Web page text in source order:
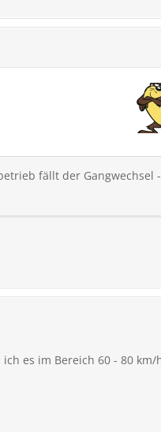
fällt der Gangwechsel
es im Bereich 60 - 80 km/